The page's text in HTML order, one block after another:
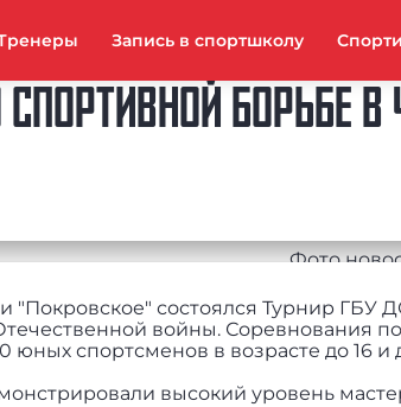
Запись в спортшколу
БОРЬБЕ
"Покровское" состоялся Турнир
войны. Соревнования
юных спортсменов в возрасте до 16 и
высокий уровень